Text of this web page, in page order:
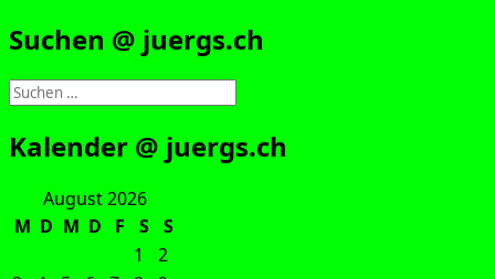
Suchen @ juergs.ch
Suchen
nach:
Kalender @ juergs.ch
August 2026
M D M D F S
S
1
2